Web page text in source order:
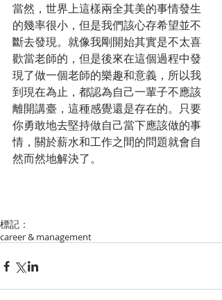
當然，世界上這樣兩全其美的事情發生
的幾率很小，但是我們該心存希望並不
斷去發現。就像我剛開始其實是不太喜
歡當老師的，但是後來在這個過程中發
現了做一個老師的樂趣和意義，所以我
到現在為止，都認為自己一輩子不應該
離開講臺，這種感覺還是存在的。只要
你勇敢地去堅持做自己當下應該做的事
情，關於薪水和工作之間的問題就會自
然而然地解決了。
標記：
career & management